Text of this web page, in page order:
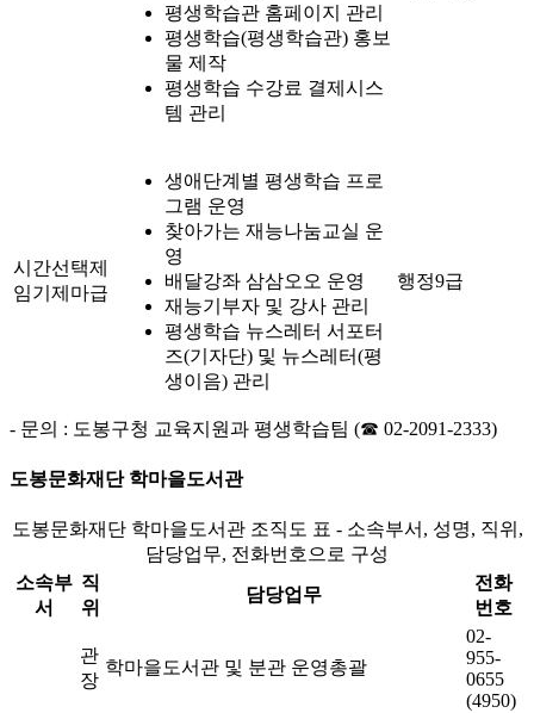
평생학습관 홈페이지 관리
평생학습(평생학습관) 홍보
물 제작
평생학습 수강료 결제시스
템 관리
시간선택제
임기제마급
생애단계별 평생학습 프로
그램 운영
찾아가는 재능나눔교실 운
영
배달강좌 삼삼오오 운영
재능기부자 및 강사 관리
평생학습 뉴스레터 서포터
즈(기자단) 및 뉴스레터(평
생이음) 관리
행정9급
- 문의 : 도봉구청 교육지원과 평생학습팀 (☎ 02-2091-2333)
도봉문화재단 학마을도서관
도봉문화재단 학마을도서관 조직도 표 - 소속부서, 성명, 직위,
담당업무, 전화번호으로 구성
소속부
서
직
위
담당업무
전화
번호
관
장
학마을도서관 및 분관 운영총괄
02-
955-
0655
(4950)